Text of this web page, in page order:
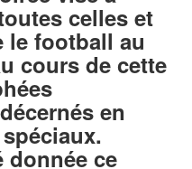
celles et
le football au
cours de cette
en
donnée ce